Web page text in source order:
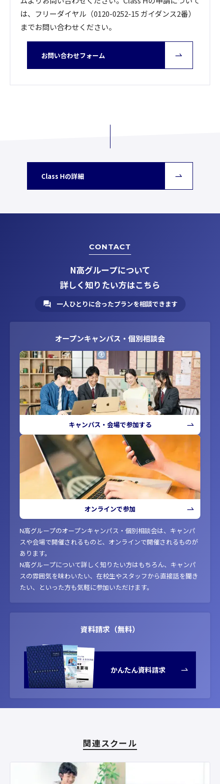
は、フリーダイヤル（0120-0252-15 ガイダンス2番）
までお問い合わせください。
お問い合わせフォーム
Class Hの詳細
CONTACT
N高グループについて
詳しく知りたい方はこちら
一人ひとりに合ったプランを相談できます
オープンキャンパス・個別相談会
キャンパス・会場で参加する
オンラインで参加
N高グループのオープンキャンパス・個別相談会は、キャンパ
スや会場で開催されるものと、オンラインで開催されるものが
あります。
N高グループについて詳しく知りたい方はもちろん、キャンパ
スの雰囲気を味わいたい、在校生やスタッフから直接話を聞き
たい、といった方も気軽に参加いただけます。
資料請求（無料）
かんたん資料請求
関連スクール